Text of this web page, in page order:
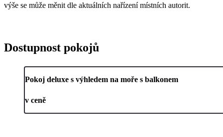
výše se může měnit dle aktuálních nařízení místních autorit.
Dostupnost pokojů
Pokoj deluxe s výhledem na moře s balkonem
v ceně